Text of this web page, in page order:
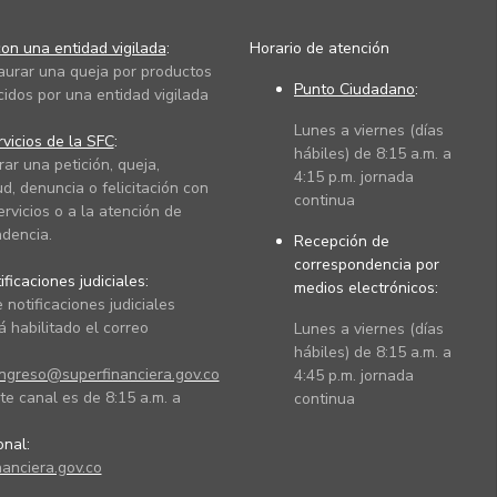
una entidad vigilada:
una queja por productos
por una entidad vigilada
de la SFC:
una petición, queja,
denuncia o felicitación con
o a la atención de
judiciales:
notificaciones judiciales
habilitado el correo
canal es de 8:15 a.m. a
Horario de atención
Punto Ciudadano:
Lunes a viernes (días
hábiles) de 8:15 a.m. a
4:15 p.m. jornada
continua
Recepción de
correspondencia por
medios electrónicos:
Lunes a viernes (días
hábiles) de 8:15 a.m. a
4:45 p.m. jornada
continua